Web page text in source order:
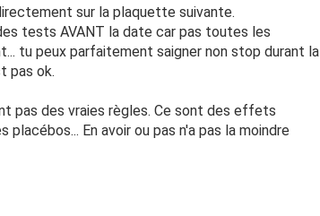
sur la plaquette suivante.
tests AVANT la date car pas toutes les
tu peux parfaitement saigner non stop durant la
pas ok.
pas des vraies règles. Ce sont des effets
En avoir ou pas n'a pas la moindre